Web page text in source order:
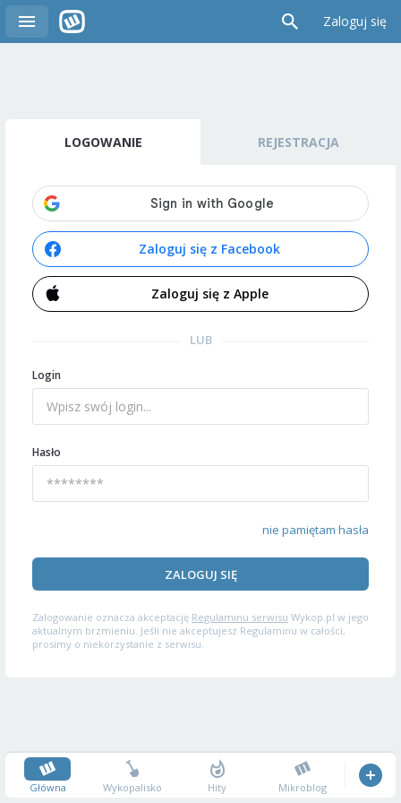
Zaloguj się
LOGOWANIE REJESTRACJA
Zaloguj się z Facebook
Zaloguj się z Apple
LUB
Login
Hasło
nie pamiętam hasła
ZALOGUJ SIĘ
Zalogowanie oznacza akceptację Regulaminu serwisu Wykop.pl w jego
aktualnym brzmieniu. Jeśli nie akceptujesz Regulaminu w całości,
prosimy o niekorzystanie z serwisu.
Główna Wykopalisko Hity Mikroblog